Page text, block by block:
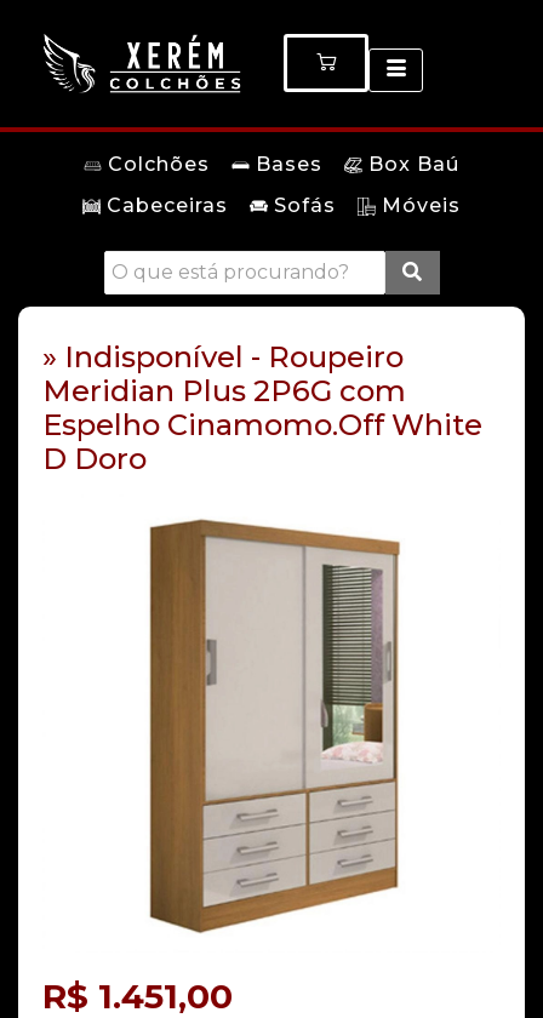
Colchões Bases
Box Baú
Cabeceiras
Sofás Móveis
» Indisponível - Roupeiro
Meridian Plus 2P6G com
Espelho Cinamomo.Off White
D Doro
R$ 1.451,00